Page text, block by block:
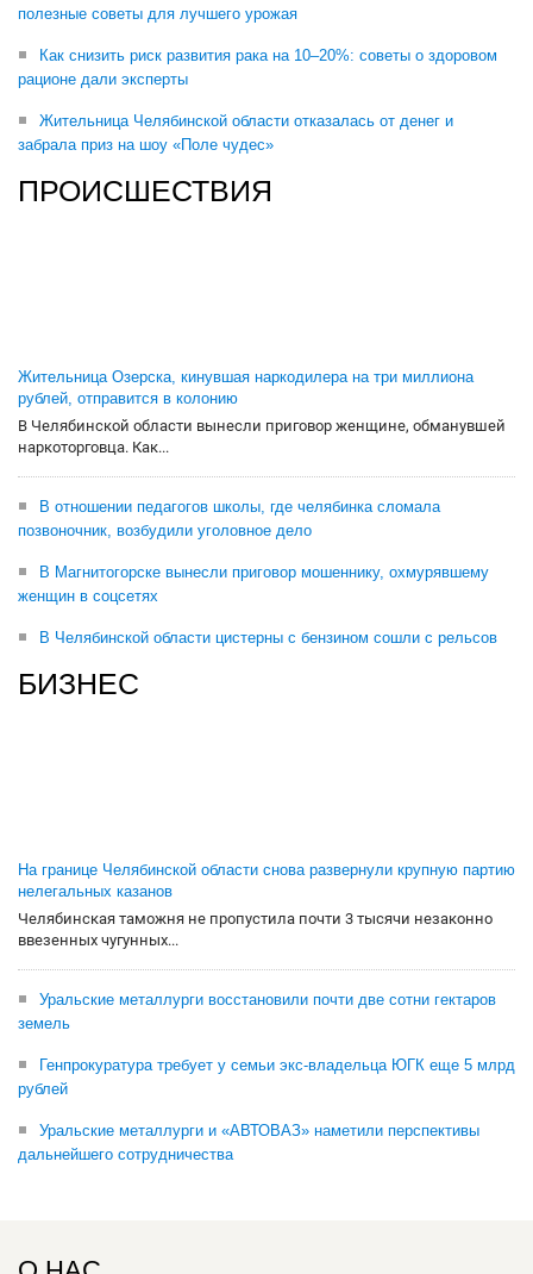
полезные советы для лучшего урожая
Как снизить риск развития рака на 10–20%: советы о здоровом
рационе дали эксперты
Жительница Челябинской области отказалась от денег и
забрала приз на шоу «Поле чудес»
ПРОИСШЕСТВИЯ
Жительница Озерска, кинувшая наркодилера на три миллиона
рублей, отправится в колонию
В Челябинской области вынесли приговор женщине, обманувшей
наркоторговца. Как...
В отношении педагогов школы, где челябинка сломала
позвоночник, возбудили уголовное дело
В Магнитогорске вынесли приговор мошеннику, охмурявшему
женщин в соцсетях
В Челябинской области цистерны с бензином сошли с рельсов
БИЗНЕС
На границе Челябинской области снова развернули крупную партию
нелегальных казанов
Челябинская таможня не пропустила почти 3 тысячи незаконно
ввезенных чугунных...
Уральские металлурги восстановили почти две сотни гектаров
земель
Генпрокуратура требует у семьи экс-владельца ЮГК еще 5 млрд
рублей
Уральские металлурги и «АВТОВАЗ» наметили перспективы
дальнейшего сотрудничества